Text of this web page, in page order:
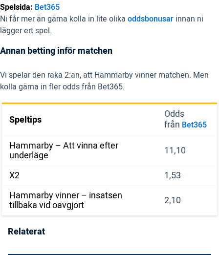
Spelsida: Bet365
Ni får mer än gärna kolla in lite olika oddsbonusar innan ni
lägger ert spel.
Annan betting inför matchen
Vi spelar den raka 2:an, att Hammarby vinner matchen. Men
kolla gärna in fler odds från Bet365.
Speltips
Odds
från Bet365
Hammarby – Att vinna efter
underläge
11,10
X2
1,53
Hammarby vinner – insatsen
tillbaka vid oavgjort 2,10
Relaterat